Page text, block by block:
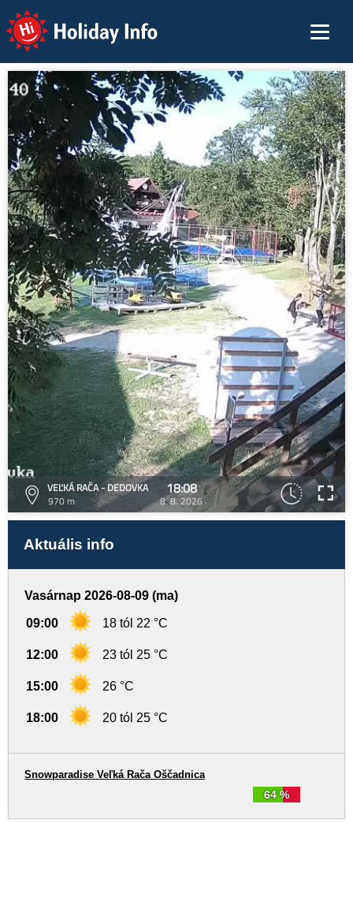
Holiday Info
VEĽKÁ RAČA - DEDOVKA
970 m
18:08
8. 8. 2026
Aktuális info
Vasárnap 2026-08-09 (ma)
09:00 18 tól 22 °C
12:00 23 tól 25 °C
15:00 26 °C
18:00 20 tól 25 °C
64 %
Snowparadise Veľká Rača Oščadnica